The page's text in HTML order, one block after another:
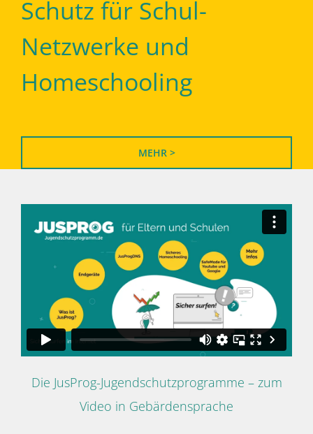
Schutz für Schul-
Netzwerke und
Homeschooling
MEHR >
Die JusProg-Jugendschutzprogramme – zum
Video in Gebärdensprache